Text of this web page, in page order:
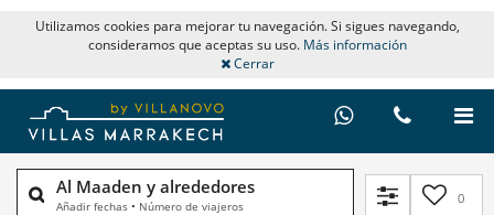
Utilizamos cookies para mejorar tu navegación. Si sigues navegando,
consideramos que aceptas su uso. Más información
Cerrar
Al Maaden y alrededores
Añadir fechas • Número de viajeros 0